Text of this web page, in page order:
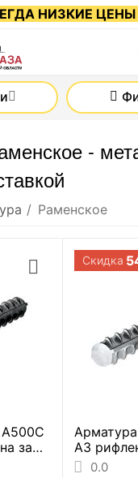
НИЗКИЕ
-
/ Раменское
за
Скидка
А3
метр
0.0